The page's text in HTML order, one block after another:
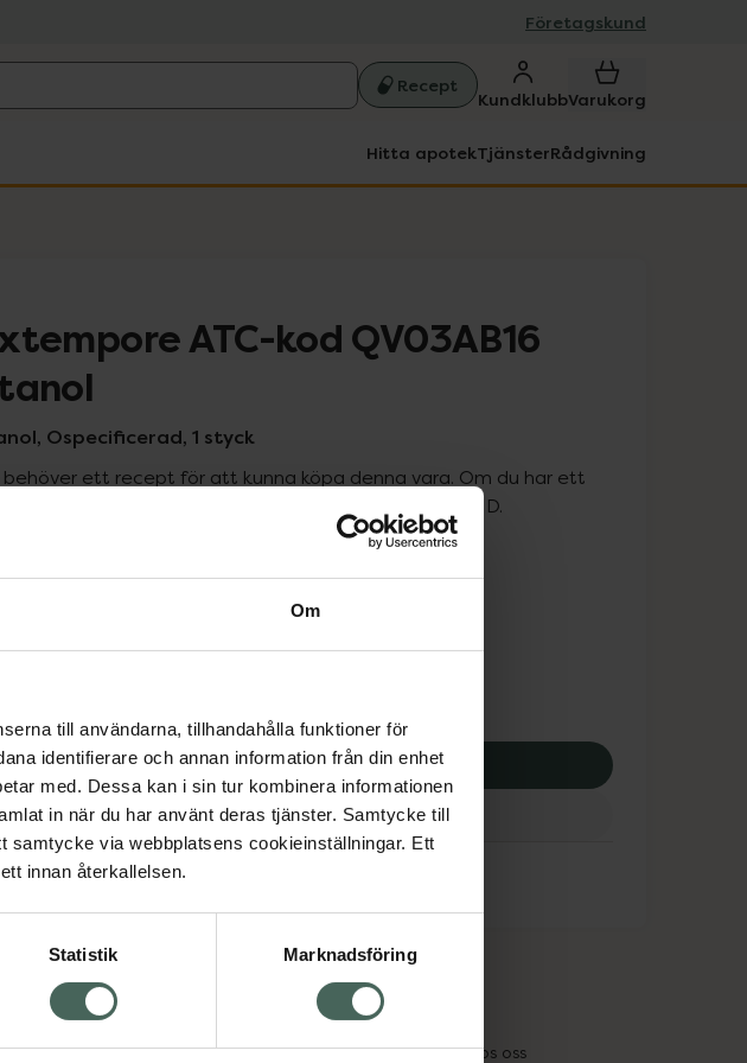
Om
till användarna, tillhandahålla funktioner för
identifierare och annan information från din enhet
med. Dessa kan i sin tur kombinera informationen
in när du har använt deras tjänster. Samtycke till
via webbplatsens cookieinställningar. Ett
innan återkallelsen.
Statistik Marknadsföring
Företagskund
Recept
KundklubbVarukorg
Hitta apotekTjänsterRådgivning
ATC-kod QV03AB16
Ospecificerad, 1 styck
behöver ett recept för att kunna köpa denna vara. Om du har ett
kan du handla genom att logga in med ditt bank-ID.
Pris med recept
Högkostnadsskyddet gäller inte
0 kr
Köp via ditt recept
erbjudanden
Om recept och läkemedel
Högkostnadsskyddet
Jobba hos oss